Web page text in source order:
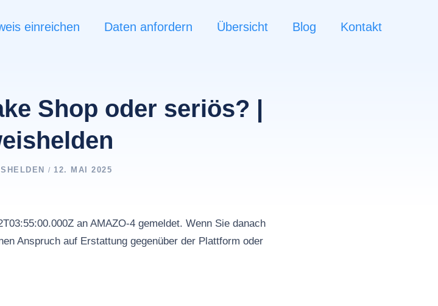
einreichen Daten anfordern Übersicht Blog Kontakt
Shop oder seriös? |
/ 12. MAI 2025
an AMAZO-4 gemeldet. Wenn Sie danach
Anspruch auf Erstattung gegenüber der Plattform oder